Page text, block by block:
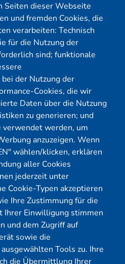
Seiten dieser Webseite
und fremden Cookies, die
verarbeiten: Technisch
für die Nutzung der
sind; funktionale
der Nutzung der
Cookies, die wir
Daten über die Nutzung
zu generieren; und
verwendet werden, um
anzuzeigen. Wenn
wählen/klicken, erklären
aller Cookies
jederzeit unter
Cookie-Typen akzeptieren
Ihre Zustimmung für die
Ihrer Einwilligung stimmen
und dem Zugriff auf
sowie die
Tools zu. Ihre
die Übermittlung Ihrer
Förderungen
Kontakt
Blog
Karriere
Datenschutz
Impressum